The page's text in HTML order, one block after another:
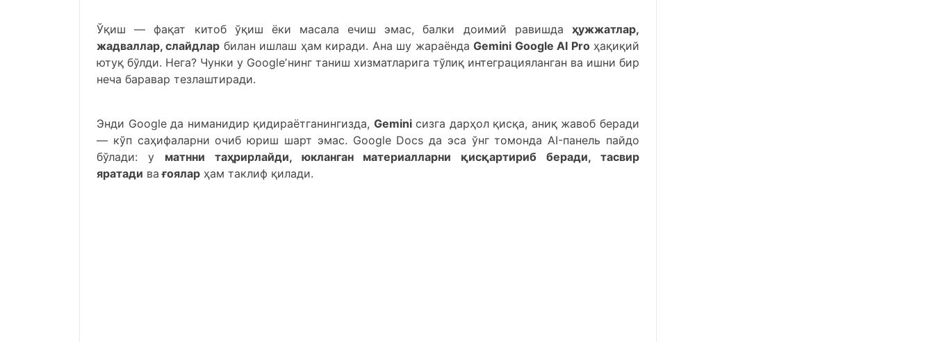
Ўқиш — фақат китоб ўқиш ёки масала ечиш эмас, балки доимий равишда ҳужжатлар,
жадваллар, слайдлар билан ишлаш ҳам киради. Ана шу жараёндаGemini Google AI Proҳақиқий
ютуқ бўлди. Нега? Чунки у Googleʼнинг таниш хизматларига тўлиқ интеграцияланган ва ишни бир
неча баравар тезлаштиради.
Энди Google да ниманидир қидираётганингизда, Geminiсизга дарҳол қисқа, аниқ жавоб беради
— кўп саҳифаларни очиб юриш шарт эмас. Google Docs да эса ўнг томонда АI-панель пайдо
бўлади: у матнни таҳрирлайди, юкланган материалларни қисқартириб беради, тасвир
яратади ва ғоялар ҳам таклиф қилади.